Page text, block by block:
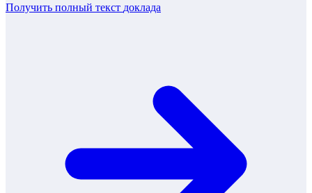
Получить полный текст доклада